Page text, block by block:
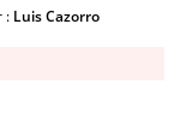
: Luis Cazorro